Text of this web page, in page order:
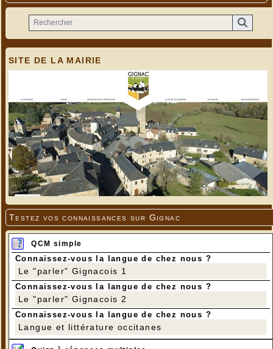
SITE DE LA MAIRIE
Testez vos connaissances sur Gignac
QCM simple
Connaissez-vous la langue de chez nous ?
Le "parler" Gignacois 1
Connaissez-vous la langue de chez nous ?
Le "parler" Gignacois 2
Connaissez-vous la langue de chez nous ?
Langue et littérature occitanes